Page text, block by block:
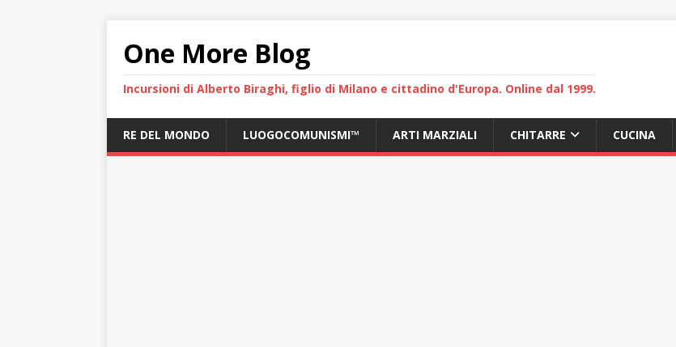
One More Blog
Incursioni di Alberto Biraghi, figlio di Milano e cittadino d'Europa. Online dal 1999.
RE DEL MONDO LUOGOCOMUNISMI™ ARTI MARZIALI CHITARRE CUCINA